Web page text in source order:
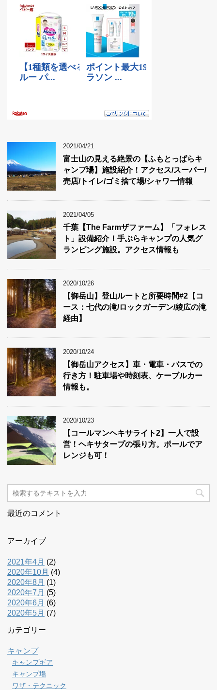
2021/04/21
富士山の見える絶景の【ふもとっぱらキ
ャンプ場】施設紹介！アクセス/スーパー/
売店/トイレ/ゴミ捨て場/シャワー情報
2021/04/05
千葉【The Farmザファーム】「フォレス
ト」設備紹介！手ぶらキャンプの人気グ
ランピング施設。アクセス情報も
2020/10/26
【御岳山】登山ルートと所要時間#2【コ
ース：七代の滝/ロックガーデン/綾広の滝
経由】
2020/10/24
【御岳山アクセス】車・電車・バスでの
行き方！駐車場や時刻表、ケーブルカー
情報も。
2020/10/23
【コールマンヘキサライト2】一人で設
営！ヘキサタープの張り方。ポールでア
レンジも可！
最近のコメント
アーカイブ
2021年4月 (2)
2020年10月 (4)
2020年8月 (1)
2020年7月 (5)
2020年6月 (6)
2020年5月 (7)
カテゴリー
キャンプ
キャンプギア
キャンプ場
ワザ・テクニック